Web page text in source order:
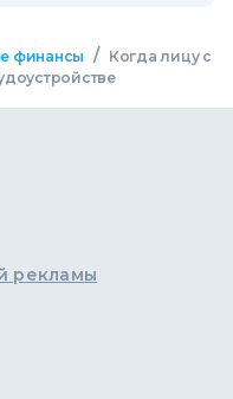
финансы /
Когда лицу с
рекламы